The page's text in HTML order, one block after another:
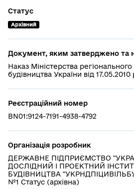
Статус
Архівний
Документ, яким затверджено та
Наказ Міністерства
будівництва України від
Реєстраційний номер
BN01:9124-7191-4938-4792
Організація розробник
ДЕРЖАВНЕ ПІДПРИЄМСТВО
ДОСЛІДНИЙ І ПРОЕКТНИЙ
БУДІВНИЦТВА
№1 Статус (архівна)